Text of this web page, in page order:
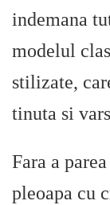
indemana
modelul
stilizate,
tinuta si
Fara a
pleoapa cu